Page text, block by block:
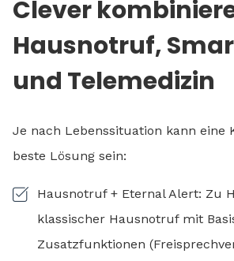
Clever
Hausnotruf,
und Telemedizin
Je nach Lebenssituation kann eine
beste Lösung sein:
Hausnotruf + Eternal Alert: Zu
klassischer Hausnotruf mit
Zusatzfunktionen